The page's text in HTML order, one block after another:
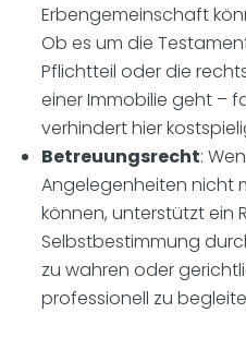
Erbengemeinschaft
Ob es um die
Pflichtteil oder die
einer Immobilie geht –
verhindert hier
Betreuungsrecht:
Angelegenheiten nicht
können, unterstützt ein
Selbstbestimmung
zu wahren oder
professionell zu